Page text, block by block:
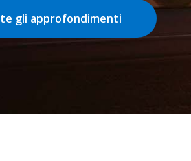
gli approfondimenti